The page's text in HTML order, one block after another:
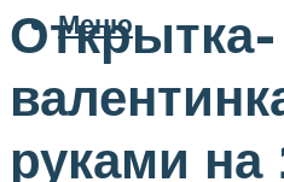
Меню
Открытка-
руками на